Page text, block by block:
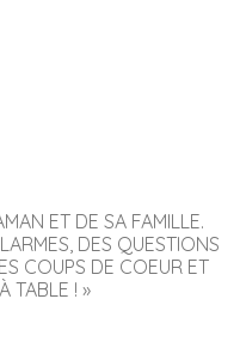
ET DE SA FAMILLE.
DES QUESTIONS
COUPS DE COEUR ET
TABLE ! »